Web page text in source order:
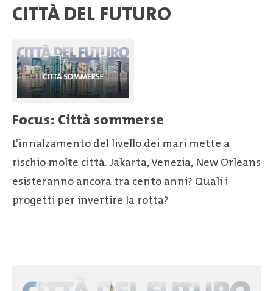
CITTÀ DEL FUTURO​
Focus: Città sommerse
L’innalzamento del livello dei mari mette a
rischio molte città. Jakarta, Venezia, New Orleans
esisteranno ancora tra cento anni? Quali i
progetti per invertire la rotta?